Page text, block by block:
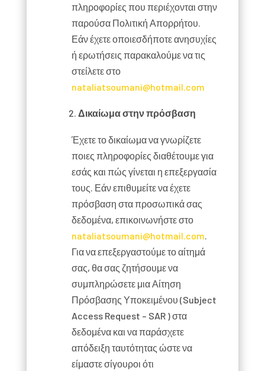
πληροφορίες που περιέχονται στην
παρούσα Πολιτική Απορρήτου.
Εάν έχετε οποιεσδήποτε ανησυχίες
ή ερωτήσεις παρακαλούμε να τις
στείλετε στο
nataliatsoumani@hotmail.com
Δικαίωμα στην πρόσβαση
Έχετε το δικαίωμα να γνωρίζετε
ποιες πληροφορίες διαθέτουμε για
εσάς και πώς γίνεται η επεξεργασία
τους. Εάν επιθυμείτε να έχετε
πρόσβαση στα προσωπικά σας
δεδομένα, επικοινωνήστε στο
nataliatsoumani@hotmail.com.
Για να επεξεργαστούμε το αίτημά
σας, θα σας ζητήσουμε να
συμπληρώσετε μια Αίτηση
Πρόσβασης Υποκειμένου (Subject
Access Request – SAR ) στα
δεδομένα και να παράσχετε
απόδειξη ταυτότητας ώστε να
είμαστε σίγουροι ότι